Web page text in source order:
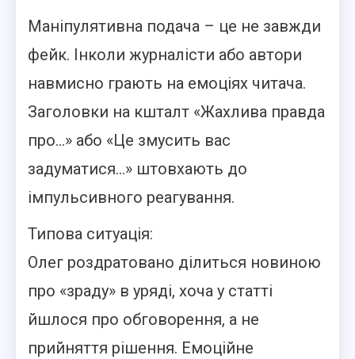
Маніпулятивна подача – це не завжди
фейк. Інколи журналісти або автори
навмисно грають на емоціях читача.
Заголовки на кшталт «Жахлива правда
про…» або «Це змусить вас
задуматися…» штовхають до
імпульсивного реагування.
Типова ситуація:
Олег роздратовано ділиться новиною
про «зраду» в уряді, хоча у статті
йшлося про обговорення, а не
прийняття рішення. Емоційне